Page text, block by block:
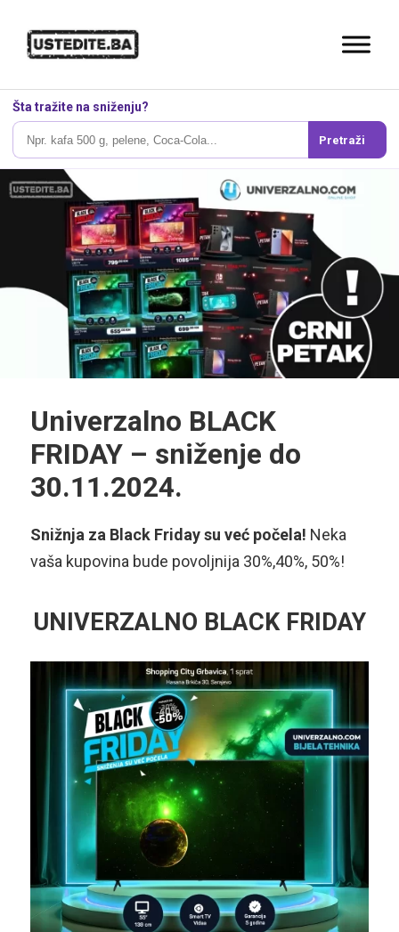
Šta tražite na sniženju?
Pretraži
Univerzalno BLACK
FRIDAY – sniženje do
30.11.2024.
Snižnja za Black Friday su već počela! Neka
vaša kupovina bude povoljnija 30%,40%, 50%!
UNIVERZALNO BLACK FRIDAY